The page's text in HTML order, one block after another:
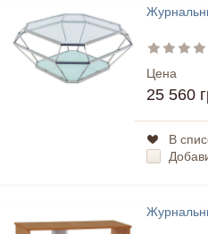
Цена
25 560
В